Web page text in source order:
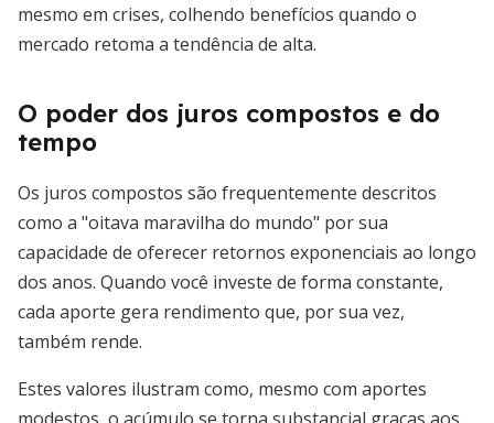
mesmo em crises, colhendo benefícios quando o
mercado retoma a tendência de alta.
O poder dos juros compostos e do
tempo
Os juros compostos são frequentemente descritos
como a "oitava maravilha do mundo" por sua
capacidade de oferecer retornos exponenciais ao longo
dos anos. Quando você investe de forma constante,
cada aporte gera rendimento que, por sua vez,
também rende.
Estes valores ilustram como, mesmo com aportes